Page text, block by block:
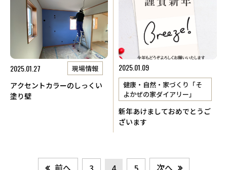
2025.01.27 現場情報
アクセントカラーのしっくい
塗り壁
2025.01.09
健康・自然・家づくり「そ
よかぜの家ダイアリー」
新年あけましておめでとうご
ざいます
前へ 次へ